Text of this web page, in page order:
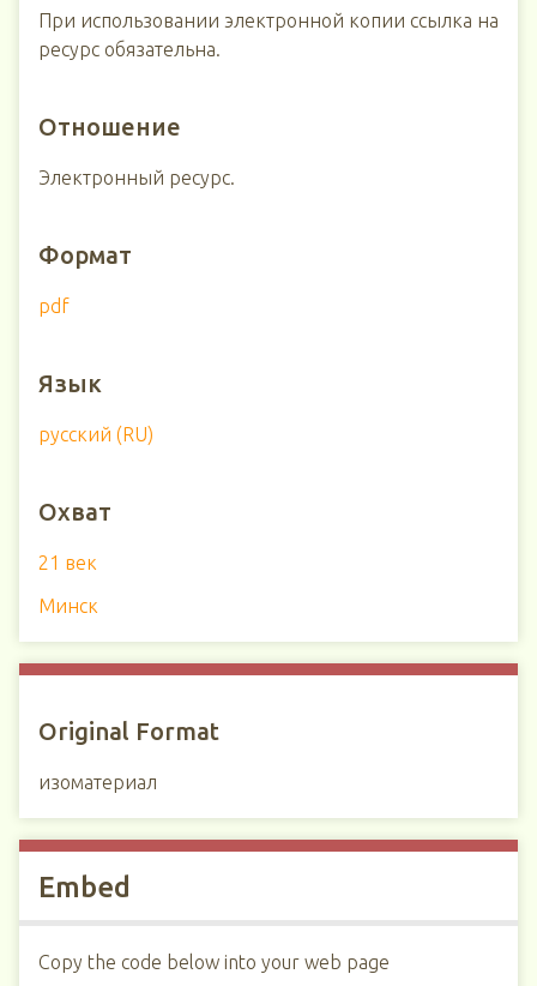
При использовании электронной копии ссылка на
ресурс обязательна.
Отношение
Электронный ресурс.
Формат
pdf
Язык
русский (RU)
Охват
21 век
Минск
Original Format
изоматериал
Embed
Copy the code below into your web page